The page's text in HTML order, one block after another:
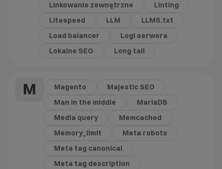
Linkowanie zewnętrzne
Linting
Litespeed
LLM
LLMS.txt
Load balancer
Logi serwera
Lokalne SEO
Long tail
M Magento
Majestic SEO
Man in the middle
MariaDB
Media query
Memcached
Memory_limit
Meta robots
Meta tag canonical
Meta tag description